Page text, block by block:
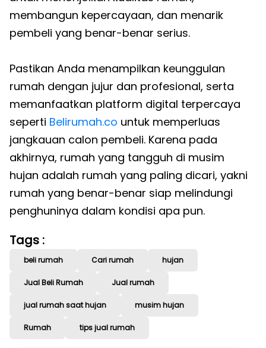
membangun kepercayaan, dan menarik
pembeli yang benar-benar serius.
Pastikan Anda menampilkan keunggulan
rumah dengan jujur dan profesional, serta
memanfaatkan platform digital terpercaya
seperti Belirumah.co untuk memperluas
jangkauan calon pembeli. Karena pada
akhirnya, rumah yang tangguh di musim
hujan adalah rumah yang paling dicari, yakni
rumah yang benar-benar siap melindungi
penghuninya dalam kondisi apa pun.
Tags :
beli rumah Cari rumah hujan
Jual Beli Rumah Jual rumah
jual rumah saat hujan musim hujan
Rumah tips jual rumah